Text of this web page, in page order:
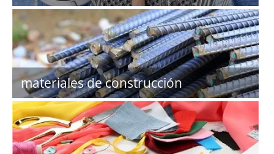
materiales de construcción